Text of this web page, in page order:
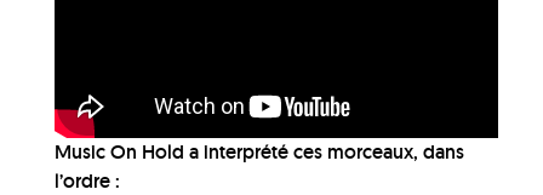
Music On Hold a interprété ces morceaux, dans
l’ordre :